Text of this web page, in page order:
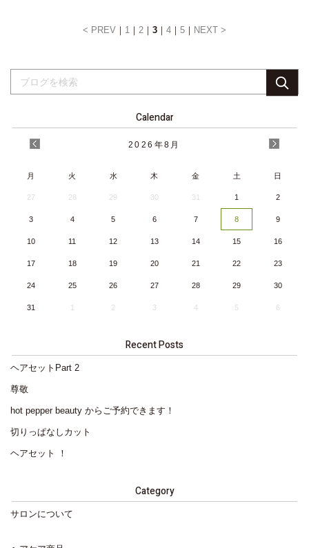
< PREV 1 2 3 4 5 NEXT >
Calendar
2026 年8月
月 火 水 木 金 土 日
27 28 29 30 31 1 2
3 4 5 6 7 8 9
10 11 12 13 14 15 16
17 18 19 20 21 22 23
24 25 26 27 28 29 30
31 1 2 3 4 5 6
Recent Posts
ヘアセットPart 2
尊敬
hot pepper beauty からご予約できます！
切りっぱなしカット
ヘアセット ！
Category
サロンについて